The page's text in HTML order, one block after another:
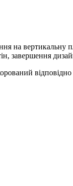
на
завершення